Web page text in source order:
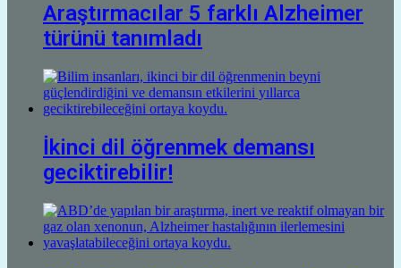
Araştırmacılar 5 farklı Alzheimer
türünü tanımladı
İkinci dil öğrenmek demansı
geciktirebilir!